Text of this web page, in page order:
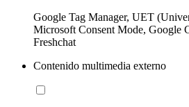
Google Tag Manager, UET
Microsoft Consent Mode, Google
Freshchat
Contenido multimedia externo